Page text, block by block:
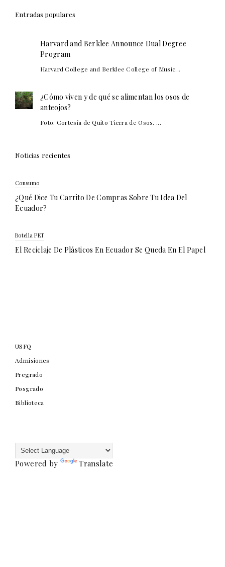
Entradas populares
Harvard and Berklee Announce Dual Degree
Program
Harvard College and Berklee College of Music...
¿Cómo viven y de qué se alimentan los osos de
anteojos?
Foto: Cortesía de Quito Tierra de Osos. ...
Noticias recientes
Consumo
¿Qué Dice Tu Carrito De Compras Sobre Tu Idea Del
Ecuador?
Botella PET
El Reciclaje De Plásticos En Ecuador Se Queda En El Papel
USFQ
Admisiones
Pregrado
Posgrado
Biblioteca
Powered by Translate